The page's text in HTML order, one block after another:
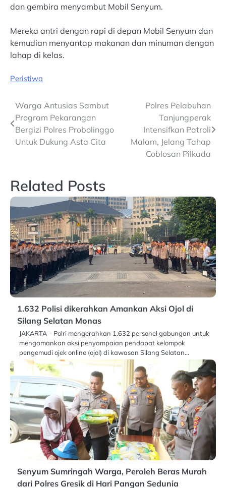
dan gembira menyambut Mobil Senyum.
Mereka antri dengan rapi di depan Mobil Senyum dan
kemudian menyantap makanan dan minuman dengan
lahap di kelas.
Peristiwa
Post
navigation
Warga Antusias Sambut
Program Pekarangan
Bergizi Polres Probolinggo
Untuk Dukung Asta Cita
Polres Pelabuhan
Tanjungperak
Intensifkan Patroli
Malam, Jelang Tahap
Coblosan Pilkada
Related Posts
1.632 Polisi dikerahkan Amankan Aksi Ojol di
Silang Selatan Monas
JAKARTA – Polri mengerahkan 1.632 personel gabungan untuk
mengamankan aksi penyampaian pendapat kelompok
pengemudi ojek online (ojol) di kawasan Silang Selatan…
Senyum Sumringah Warga, Peroleh Beras Murah
dari Polres Gresik di Hari Pangan Sedunia